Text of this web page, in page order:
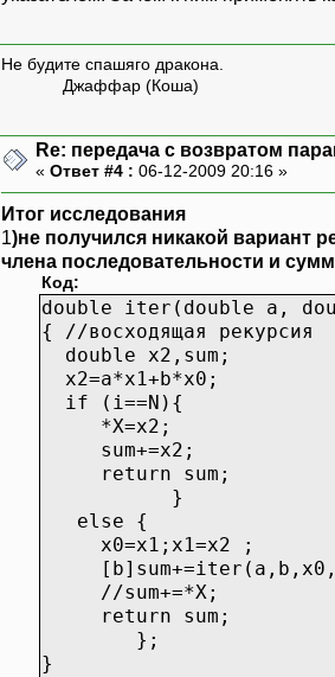
Не будите спашяго дракона.
Джаффар (Коша)
Re: передача с возвратом
« Ответ #4 : 06-12-2009 20:16 »
Итог исследования
1)не получился никакой вариант
члена последовательности и
Код:
double iter(double a,
{ //восходящая рекурсия
double x2,sum;
x2=a*x1+b*x0;
if (i==N){
*X=x2;
sum+=x2;
return sum;
}
else {
x0=x1;x1=x2 ;
//sum+=*X;
return sum;
};
}